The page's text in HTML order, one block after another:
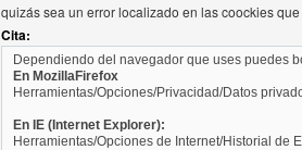
quizás sea un error localizado en las coockies
Cita:
Dependiendo del navegador que uses puedes
En MozillaFirefox
Herramientas/Opciones/Privacidad/Datos
En IE (Internet Explorer):
Herramientas/Opciones de Internet/Historial de